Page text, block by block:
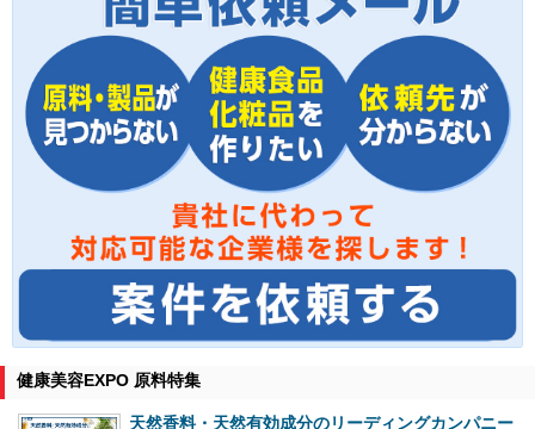
健康美容EXPO 原料特集
天然香料・天然有効成分のリーディングカンパニー